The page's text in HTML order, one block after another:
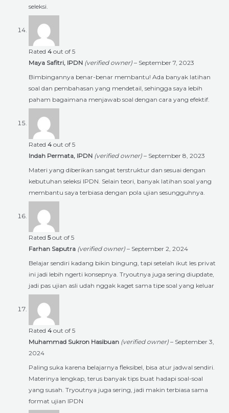
seleksi.
Rated 4 out of 5
Maya Safitri, IPDN (verified owner) – September 7, 2023
Bimbingannya benar-benar membantu! Ada banyak latihan
soal dan pembahasan yang mendetail, sehingga saya lebih
paham bagaimana menjawab soal dengan cara yang efektif.
Rated 4 out of 5
Indah Permata, IPDN (verified owner) – September 8, 2023
Materi yang diberikan sangat terstruktur dan sesuai dengan
kebutuhan seleksi IPDN. Selain teori, banyak latihan soal yang
membantu saya terbiasa dengan pola ujian sesungguhnya.
Rated 5out of 5
Farhan Saputra (verified owner) – September 2, 2024
Belajar sendiri kadang bikin bingung, tapi setelah ikut les privat
ini jadi lebih ngerti konsepnya. Tryoutnya juga sering diupdate,
jadi pas ujian asli udah nggak kaget sama tipe soal yang keluar
Rated 4 out of 5
Muhammad Sukron Hasibuan (verified owner) – September 3,
2024
Paling suka karena belajarnya fleksibel, bisa atur jadwal sendiri.
Materinya lengkap, terus banyak tips buat hadapi soal-soal
yang susah. Tryoutnya juga sering, jadi makin terbiasa sama
format ujian IPDN